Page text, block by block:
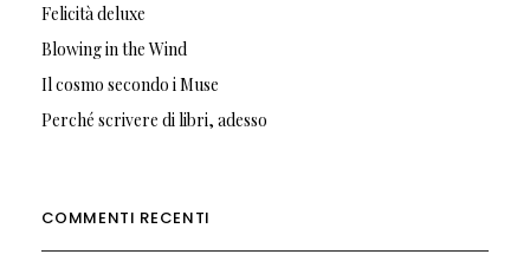
Felicità deluxe
Blowing in the Wind
Il cosmo secondo i Muse
Perché scrivere di libri, adesso
COMMENTI RECENTI